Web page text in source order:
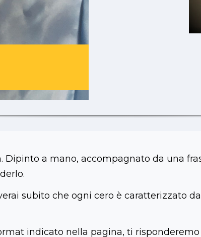
a mano, accompagnato da una
subito che ogni cero è caratterizzato
indicato nella pagina, ti